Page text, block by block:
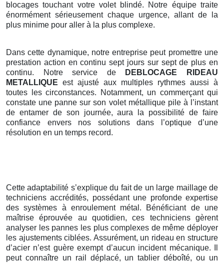
blocages touchant votre volet blindé. Notre équipe traite
énormément sérieusement chaque urgence, allant de la
plus minime pour aller à la plus complexe.
Dans cette dynamique, notre entreprise peut promettre une
prestation action en continu sept jours sur sept de plus en
continu. Notre service de
DEBLOCAGE RIDEAU
METALLIQUE est ajusté aux multiples rythmes aussi à
toutes les circonstances. Notamment, un commerçant qui
constate une panne sur son volet métallique pile à l’instant
de entamer de son journée, aura la possibilité de faire
confiance envers nos solutions dans l’optique d’une
résolution en un temps record.
Cette adaptabilité s’explique du fait de un large maillage de
techniciens accrédités, possédant une profonde expertise
des systèmes à enroulement métal. Bénéficiant de une
maîtrise éprouvée au quotidien, ces techniciens gèrent
analyser les pannes les plus complexes de même déployer
les ajustements ciblées. Assurément, un rideau en structure
d’acier n’est guère exempt d’aucun incident mécanique. Il
peut connaître un rail déplacé, un tablier déboîté, ou un